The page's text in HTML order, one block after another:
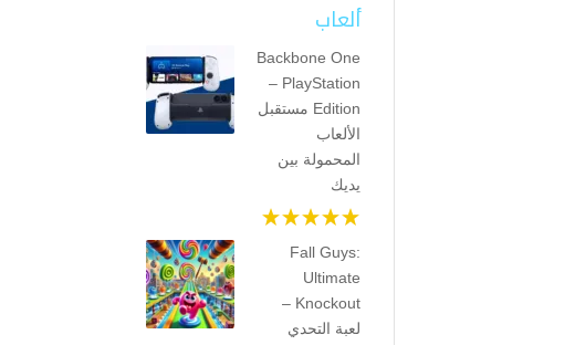
ألعاب
Backbone One
– PlayStation
Edition مستقبل
الألعاب
المحمولة بين
يديك
Fall Guys:
Ultimate
Knockout –
لعبة التحدي